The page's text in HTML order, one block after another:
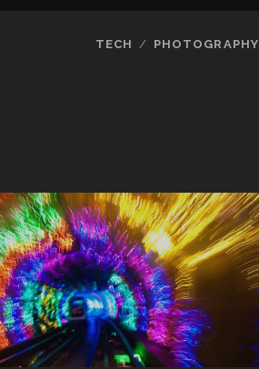
TECH PHOTOGRAPHY